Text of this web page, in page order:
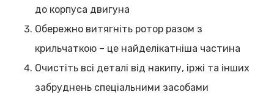
до корпуса двигуна
Обережно витягніть ротор разом з
крильчаткою – це найделікатніша частина
Очистіть всі деталі від накипу, іржі та інших
забруднень спеціальними засобами